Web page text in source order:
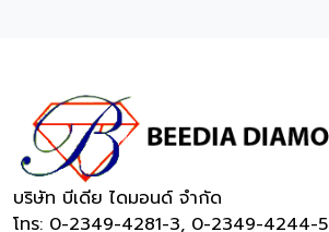
บริษัท บีเดีย ไดมอนด์ จำกัด
โทร: 0-2349-4281-3, 0-2349-4244-5